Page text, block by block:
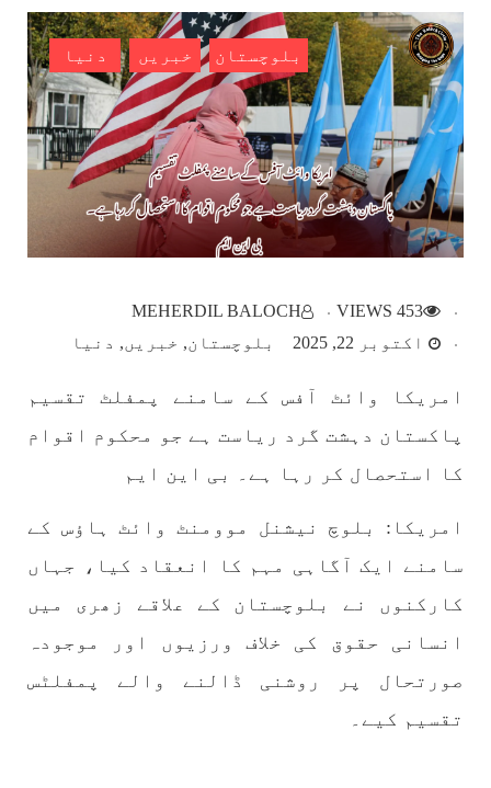
SHARE
بلوچستان
1782 VIEWS مئی 22, 2023
جبری لاپتہ افراد کی آواز- دی بلوچ سرکل
جبری لاپتہ افرد کے خاندانوں کی آواز دنیا کے ان
1772 VIEWS مئی 30, 2023
جنگ کی جدلیات – مہر جان
کو خدا حافظ کہا جاۓ اور بزدلی کو دفن کیا جاۓ ،
عام اسی لیے ہے کہ “تشکیل
بلوچستان خبریں دنیا
453 VIEWS
MEHERDIL BALOCH
اکتوبر 22, 2025
بلوچستان خبریں دنیا
امریکا وائٹ آفس کے سامنے پمفلٹ تقسیم
پاکستان دہشت گرد ریاست ہے جو محکوم اقوام
کا استحصال کر رہا ہے۔ بی این ایم
امریکا: بلوچ نیشنل موومنٹ وائٹ ہاؤس کے
سامنے ایک آگاہی مہم کا انعقاد کیا، جہاں
کارکنوں نے بلوچستان کے علاقے زھری میں
انسانی حقوق کی خلاف ورزیوں اور موجودہ
صورتحال پر روشنی ڈالنے والے پمفلٹس
تقسیم کیے۔